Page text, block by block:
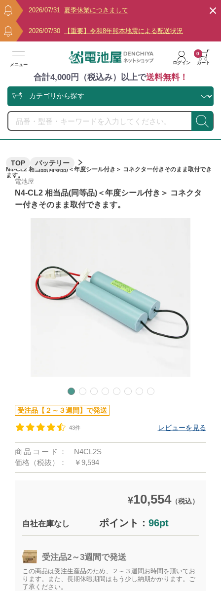
2026/07/31 夏季休業につきまして
2026/07/30 【重要】令和8年熊本地震による配送状況
メニュー ログイン カート
0
合計4,000円（税込み）以上で送料無料！
TOP バッテリー
N4-CL2 相当品(同等品)＜年度シール付き＞ コネクター付きそのまま取付でき
ます。
電池屋
N4-CL2 相当品(同等品)＜年度シール付き＞ コネクタ
ー付きそのまま取付できます。
受注品【２～３週間】で発送
43件 レビューを見る
商品コード：
N4CL2S
価格（税抜）：
￥9,594
¥10,554（税込）
自社在庫なし ポイント：96pt
受注品2～3週間で発送
この商品は受注生産品のため、２～３週間お時間を頂いてお
ります。また、長期休暇期間はもう少し納期かかります。ご
了承ください。